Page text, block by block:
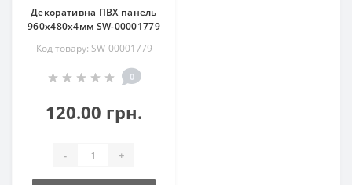
Декоративна ПВХ панель
960х480х4мм SW-00001779
Код товару: SW-00001779
0
120.00 грн.
- +